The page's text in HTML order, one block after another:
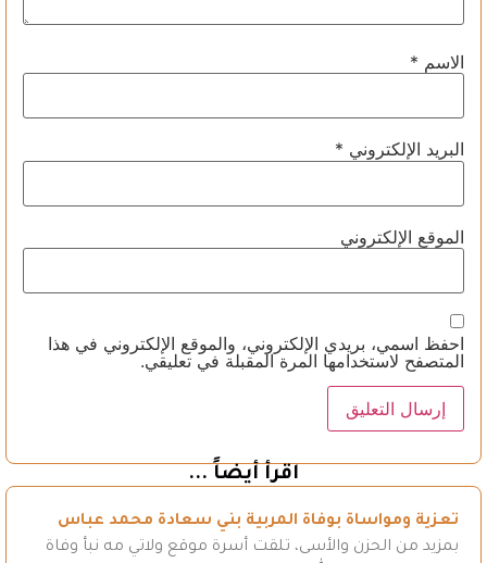
الاسم *
البريد الإلكتروني *
الموقع الإلكتروني
احفظ اسمي، بريدي الإلكتروني، والموقع الإلكتروني في هذا
المتصفح لاستخدامها المرة المقبلة في تعليقي.
اقرأ أيضاً ...
تعزية ومواساة بوفاة المربية بني سعادة محمد عباس
بمزيد من الحزن والأسى، تلقت أسرة موقع ولاتي مه نبأ وفاة